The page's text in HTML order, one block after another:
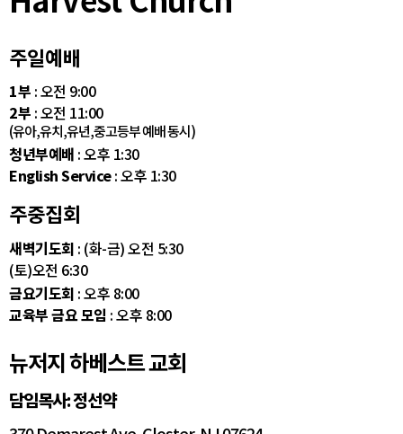
주일예배
1부 : 오전 9:00
2부 : 오전 11:00
(유아,유치,유년,중고등부 예배 동시)
청년부예배 : 오후 1:30
English Service: 오후 1:30
주중집회
새벽기도회 : (화-금) 오전 5:30
(토)오전 6:30
금요기도회 : 오후 8:00
교육부 금요 모임 : 오후 8:00
뉴저지 하베스트 교회
담임목사: 정선약